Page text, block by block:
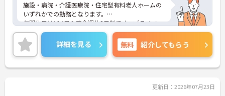
施設・病院・介護医療院・住宅型有料老人ホームの
いずれかでの勤務となります。
年間休日は114日＆完全週休2日制です。プライベー
トとのメリハリのある働き方ができます。また、賞
与は計4.8ヶ月分の支給実績があり、頑張りがきちん
と評価される環境です。
ご興味のある方には、面接対策ポイントなど、さら
に詳細をご案内しますのでお気軽にご相談くださ
詳細を見る 無料 紹介してもらう
更新日：2026年07月23日